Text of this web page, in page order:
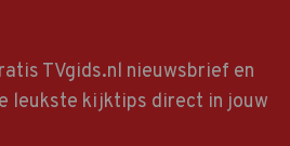
TVgids.nl nieuwsbrief en
leukste kijktips direct in jouw